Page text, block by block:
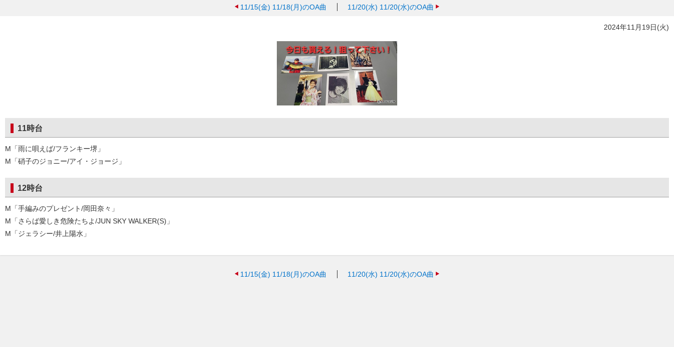
11/15(金) 11/18(月)のOA曲 11/20(水) 11/20(水)のOA曲
2024年11月19日(火)
11時台
M「雨に唄えば/フランキー堺」
M「硝子のジョニー/アイ・ジョージ」
12時台
M「手編みのプレゼント/岡田奈々」
M「さらば愛しき危険たちよ/JUN SKY WALKER(S)」
M「ジェラシー/井上陽水」
11/15(金) 11/18(月)のOA曲 11/20(水) 11/20(水)のOA曲